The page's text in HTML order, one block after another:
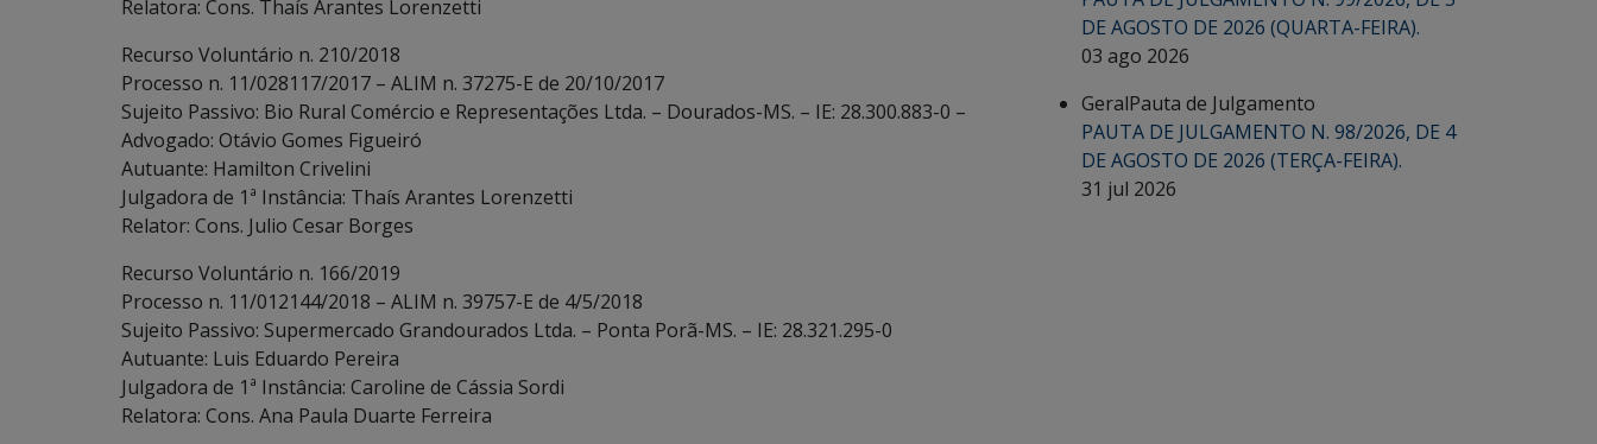
Relatora: Cons. Thaís Arantes Lorenzetti
Recurso Voluntário n. 210/2018
Processo n. 11/028117/2017 – ALIM n. 37275-E de 20/10/2017
Sujeito Passivo: Bio Rural Comércio e Representações Ltda. – Dourados-MS. – IE: 28.300.883-0 –
Advogado: Otávio Gomes Figueiró
Autuante: Hamilton Crivelini
Julgadora de 1ª Instância: Thaís Arantes Lorenzetti
Relator: Cons. Julio Cesar Borges
Recurso Voluntário n. 166/2019
Processo n. 11/012144/2018 – ALIM n. 39757-E de 4/5/2018
Sujeito Passivo: Supermercado Grandourados Ltda. – Ponta Porã-MS. – IE: 28.321.295-0
Autuante: Luis Eduardo Pereira
Julgadora de 1ª Instância: Caroline de Cássia Sordi
Relatora: Cons. Ana Paula Duarte Ferreira
DE AGOSTO DE 2026 (QUARTA-FEIRA).
03 ago 2026
GeralPauta de Julgamento
PAUTA DE JULGAMENTO N. 98/2026, DE 4
DE AGOSTO DE 2026 (TERÇA-FEIRA).
31 jul 2026